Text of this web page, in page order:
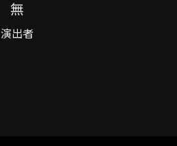
對口相聲《京嚇》
京劇作為外省傳統劇種，越來越
無
演出者